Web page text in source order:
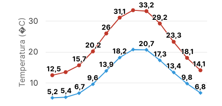
Temperatura (�C) 12,5
12,5
15,7
15,7
20,2
20,2
26
26
31,1
31,1
33,2
33,2
29,2
29,2
23,3
23,3
18,1
18,1
14,1
14,1
5,2
5,2 5,4
5,4 6,7
6,7
9,6
9,6
13,9
13,9
18,2
18,2
20,7
20,7
17,3
17,3
13,4
13,4
9,8
9,8
6,8
6,8
10
20
30